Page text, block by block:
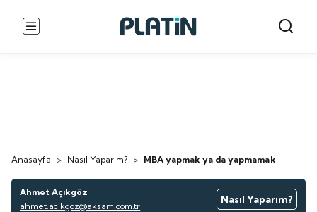
Anasayfa > Nasıl Yaparım? > MBA yapmak ya da yapmamak
Ahmet Açıkgöz
ahmet.acikgoz@aksam.com.tr
Nasıl Yaparım?